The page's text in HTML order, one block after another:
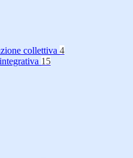
collettiva 4
15